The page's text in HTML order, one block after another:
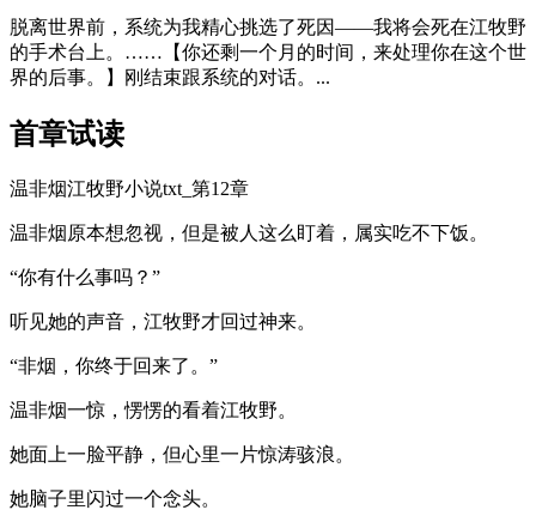
脱离世界前，系统为我精心挑选了死因——我将会死在江牧野
的手术台上。……【你还剩一个月的时间，来处理你在这个世
界的后事。】刚结束跟系统的对话。...
首章试读
温非烟江牧野小说txt_第12章
温非烟原本想忽视，但是被人这么盯着，属实吃不下饭。
“你有什么事吗？”
听见她的声音，江牧野才回过神来。
“非烟，你终于回来了。”
温非烟一惊，愣愣的看着江牧野。
她面上一脸平静，但心里一片惊涛骇浪。
她脑子里闪过一个念头。